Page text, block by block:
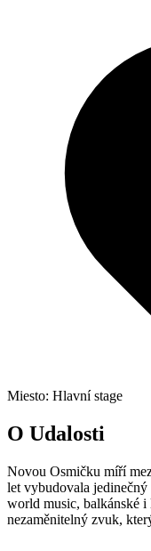
Miesto: Hlavní stage
O Udalosti
Novou Osmičku míří
let vybudovala
world music, balkánské
nezaměnitelný zvuk,